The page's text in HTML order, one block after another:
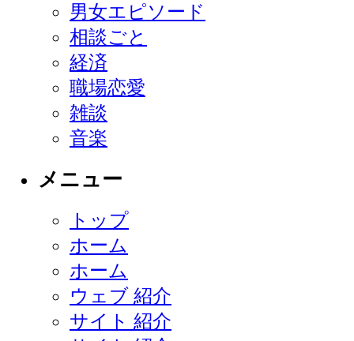
男女エピソード
相談ごと
経済
職場恋愛
雑談
音楽
メニュー
トップ
ホーム
ホーム
ウェブ 紹介
サイト 紹介